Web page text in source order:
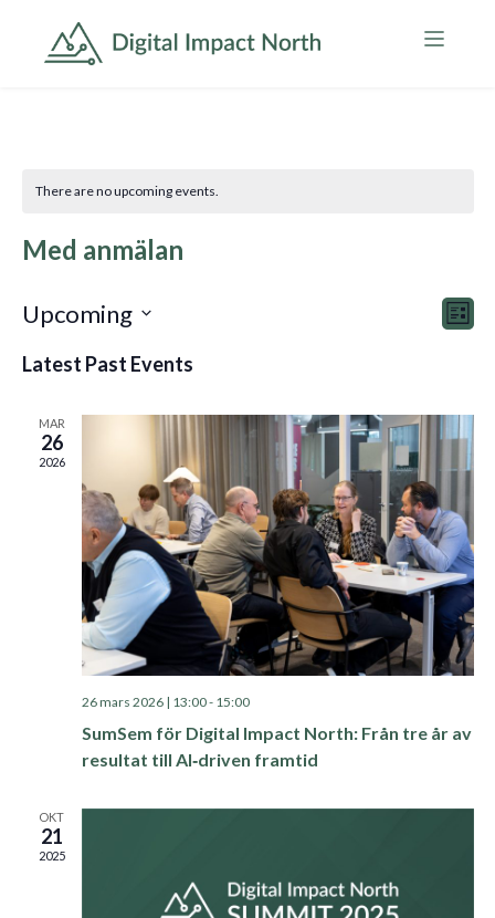
There are no upcoming events.
Med anmälan
List
Upcoming
date.
Latest Past Events
MAR
26
2026
26 mars 2026 | 13:00- 15:00
SumSem för Digital Impact North: Från tre år av
resultat till AI‑driven framtid
OKT
21
2025